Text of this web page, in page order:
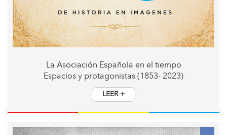
La Asociación Española en el tiempo
Espacios y protagonistas (1853- 2023)
LEER +